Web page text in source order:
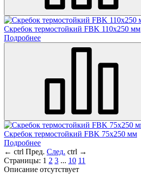
Скребок термостойкий FBK 110х250 мм
Подробнее
Скребок термостойкий FBK 75х250 мм
Подробнее
← ctrl Пред. След. ctrl →
Страницы: 1 2 3 ... 10 11
Описание отсутствует